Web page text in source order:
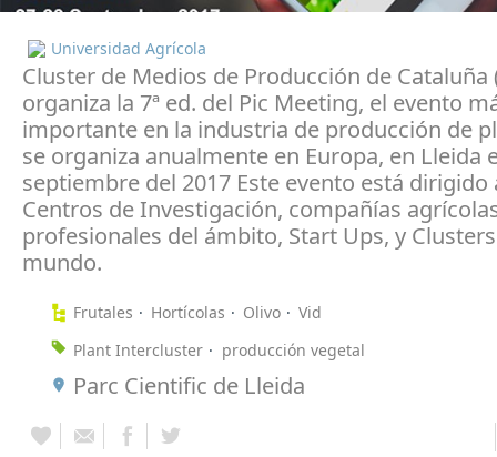
Universidad Agrícola
Cluster de Medios de Producción de Cataluña
organiza la 7ª ed. del Pic Meeting, el evento
importante en la industria de producción de
se organiza anualmente en Europa, en Lleida
septiembre del 2017 Este evento está dirigido
Centros de Investigación, compañías
profesionales del ámbito, Start Ups, y
mundo.
Frutales Hortícolas Olivo
Vid
Plant Intercluster
producción vegetal
Parc Cientific de Lleida